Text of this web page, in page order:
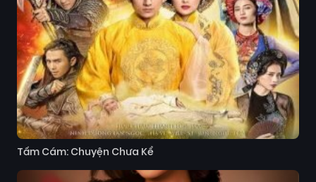
Tấm Cám: Chuyện Chưa Kể